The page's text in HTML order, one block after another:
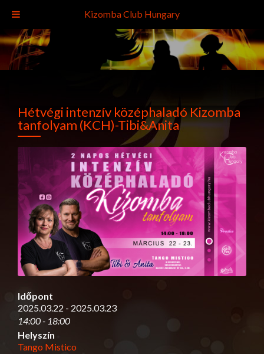
Hétvégi intenzív középhaladó Kizomba
tanfolyam (KCH)-Tibi&Anita
Időpont
2025.03.22 - 2025.03.23
14:00 - 18:00
Helyszín
Tango Mistico
Kizomba Club Hungary